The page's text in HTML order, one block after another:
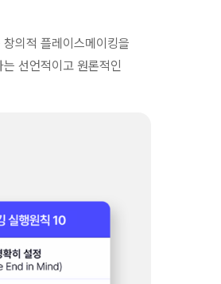
의적 플레이스메이킹을
선언적이고 원론적인